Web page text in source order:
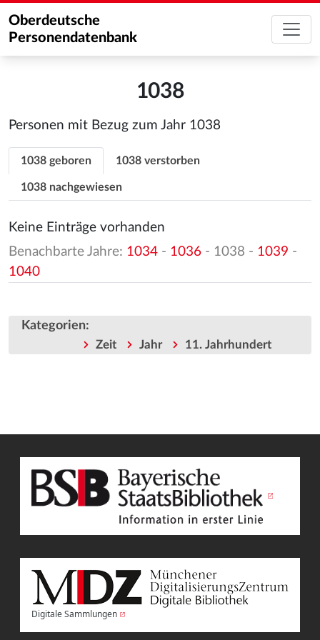
Oberdeutsche
Personendatenbank
1038
Personen mit Bezug zum Jahr 1038
1038 geboren 1038 verstorben
1038 nachgewiesen
Keine Einträge vorhanden
Benachbarte Jahre: 1034 - 1036 - 1038 - 1039 -
1040
Kategorien:
Zeit Jahr 11. Jahrhundert
Digitale Sammlungen